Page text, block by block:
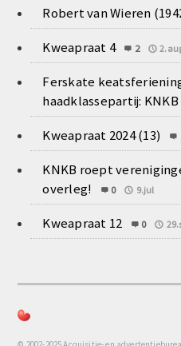
Robert van Wieren
Kweapraat 4 2
Ferskate
haadklassepartij:
Kweapraat 2024 (13)
KNKB roept
overleg!
0 9.jul
Kweapraat 12 0